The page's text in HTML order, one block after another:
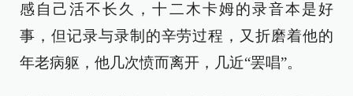
感自己活不长久，十二木卡姆的录音本是好
事，但记录与录制的辛劳过程，又折磨着他的
年老病躯，他几次愤而离开，几近“罢唱”。